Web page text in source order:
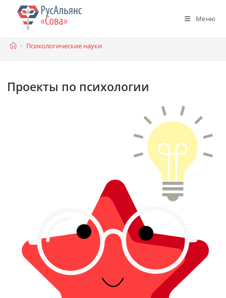
Перейти
содержимому
Меню
> Психологические науки
Проекты по психологии